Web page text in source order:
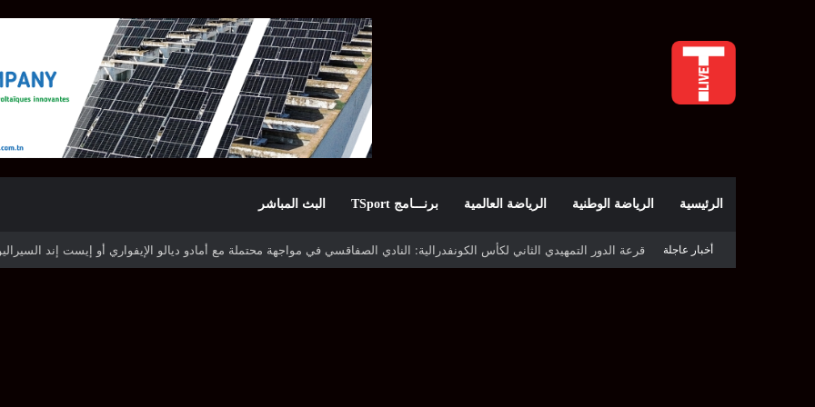
الرئيسية الرياضة الوطنية الرياضة العالمية برنـــامج TSport البث المباشر
أخبار عاجلة
قرعة كأس الكونفدرالية: النادي الصفاقسي يواجه شوتينغ ستارز النيجيري وترجي جرجيس يصطدم بديامبارس السنغالي